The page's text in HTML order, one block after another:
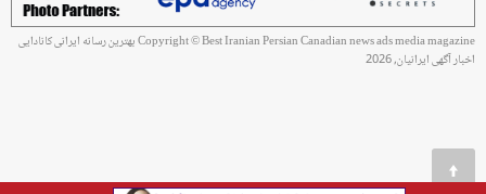
Copyright © Best Iranian Persian Canadian news ads media magazine بهترین رسانه ایرانی کانادایی
اخبار آگهی ایرانیان, 2026